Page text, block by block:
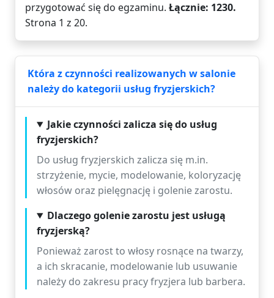
przygotować się do egzaminu. Łącznie: 1230.
Strona 1 z 20.
Która z czynności realizowanych w salonie
należy do kategorii usług fryzjerskich?
Jakie czynności zalicza się do usług
fryzjerskich?
Do usług fryzjerskich zalicza się m.in.
strzyżenie, mycie, modelowanie, koloryzację
włosów oraz pielęgnację i golenie zarostu.
Dlaczego golenie zarostu jest usługą
fryzjerską?
Ponieważ zarost to włosy rosnące na twarzy,
a ich skracanie, modelowanie lub usuwanie
należy do zakresu pracy fryzjera lub barbera.